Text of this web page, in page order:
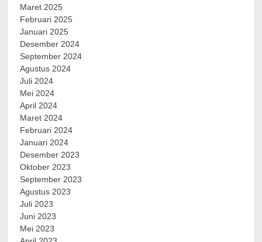
Maret 2025
Februari 2025
Januari 2025
Desember 2024
September 2024
Agustus 2024
Juli 2024
Mei 2024
April 2024
Maret 2024
Februari 2024
Januari 2024
Desember 2023
Oktober 2023
September 2023
Agustus 2023
Juli 2023
Juni 2023
Mei 2023